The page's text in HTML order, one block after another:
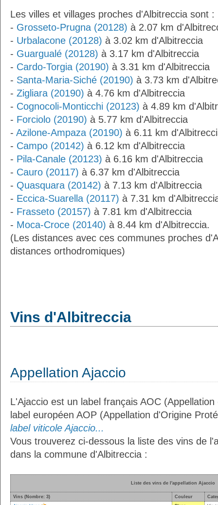
Les villes et villages proches d'Albitreccia sont :
- Grosseto-Prugna (20128) à 2.07 km
- Urbalacone (20128) à 3.02 km d'Albitreccia
- Guargualé (20128) à 3.17 km d'Albitreccia
- Cardo-Torgia (20190) à 3.31 km d'Albitreccia
- Santa-Maria-Siché (20190) à 3.73 km
- Zigliara (20190) à 4.76 km d'Albitreccia
- Cognocoli-Monticchi (20123) à 4.89 km
- Forciolo (20190) à 5.77 km d'Albitreccia
- Azilone-Ampaza (20190) à 6.11 km
- Campo (20142) à 6.12 km d'Albitreccia
- Pila-Canale (20123) à 6.16 km d'Albitreccia
- Cauro (20117) à 6.37 km d'Albitreccia
- Quasquara (20142) à 7.13 km d'Albitreccia
- Eccica-Suarella (20117) à 7.31 km
- Frasseto (20157) à 7.81 km d'Albitreccia
- Moca-Croce (20140) à 8.44 km d'Albitreccia.
(Les distances avec ces communes proches
distances orthodromiques)
Vins d'Albitreccia
Appellation Ajaccio
L'Ajaccio est un label français AOC
label européen AOP (Appellation d'Origine
label viticole Ajaccio...
Vous trouverez ci-dessous la liste des vins de
dans la commune d'Albitreccia :
Liste des vins de l'appellation Ajaccio
Vins (Nombre: 3) Couleur